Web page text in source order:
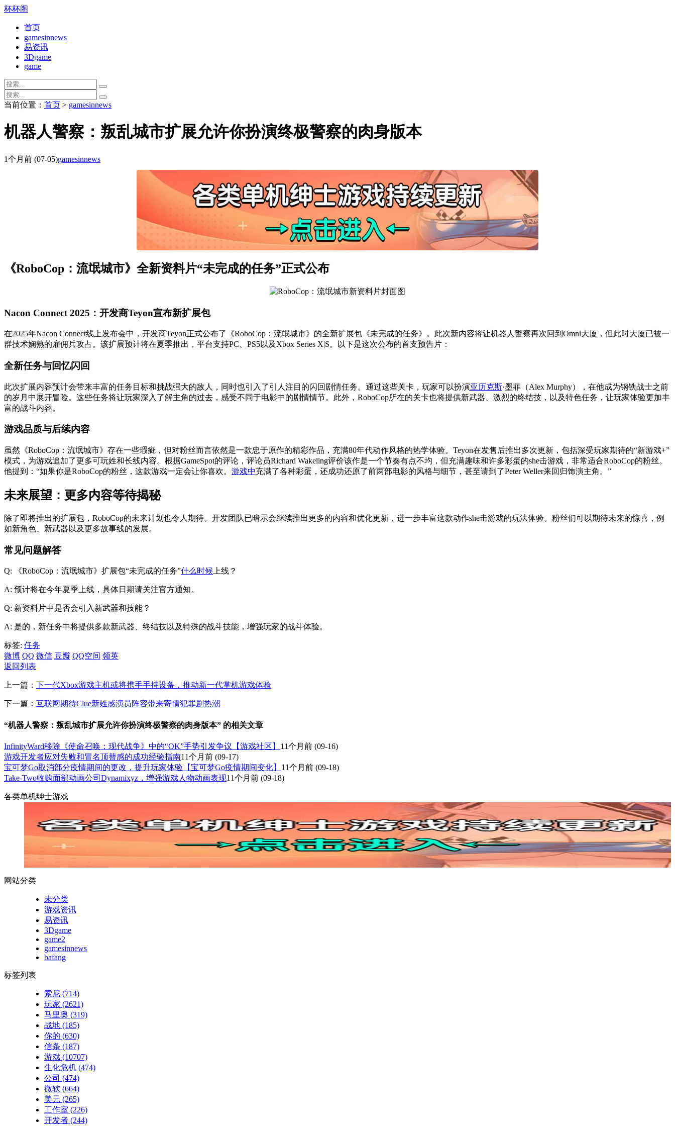
杯杯阁
首页
gamesinnews
易资讯
3Dgame
game
当前位置： 首页 > gamesinnews
机器人警察：叛乱城市扩展允许你扮演终极警察的肉身版本
1个月前 (07-05)gamesinnews
《RoboCop：流氓城市》全新资料片“未完成的任务”正式公布
Nacon Connect 2025：开发商Teyon宣布新扩展包
在2025年Nacon Connect线上发布会中，开发商Teyon正式公布了《RoboCop：流氓城市》的全新扩展包《未完成的任务》。此次新内容将让机器人警察再次回到Omni大厦，但此时大厦已被一
群技术娴熟的雇佣兵攻占。该扩展预计将在夏季推出，平台支持PC、PS5以及Xbox Series X|S。以下是这次公布的首支预告片：
全新任务与回忆闪回
此次扩展内容预计会带来丰富的任务目标和挑战强大的敌人，同时也引入了引人注目的闪回剧情任务。通过这些关卡，玩家可以扮演亚历克斯·墨菲（Alex Murphy），在他成为钢铁战士之前
的岁月中展开冒险。这些任务将让玩家深入了解主角的过去，感受不同于电影中的剧情情节。此外，RoboCop所在的关卡也将提供新武器、激烈的终结技，以及特色任务，让玩家体验更加丰
富的战斗内容。
游戏品质与后续内容
虽然《RoboCop：流氓城市》存在一些瑕疵，但对粉丝而言依然是一款忠于原作的精彩作品，充满80年代动作风格的热学体验。Teyon在发售后推出多次更新，包括深受玩家期待的“新游戏+”
模式，为游戏追加了更多可玩姓和长线内容。根据GameSpot的评论，评论员Richard Wakeling评价该作是一个节奏有点不均，但充满趣味和许多彩蛋的she击游戏，非常适合RoboCop的粉丝。
他提到：“如果你是RoboCop的粉丝，这款游戏一定会让你喜欢。 游戏中充满了各种彩蛋，还成功还原了前两部电影的风格与细节，甚至请到了Peter Weller来回归饰演主角。”
未来展望：更多内容等待揭秘
除了即将推出的扩展包，RoboCop的未来计划也令人期待。开发团队已暗示会继续推出更多的内容和优化更新，进一步丰富这款动作she击游戏的玩法体验。粉丝们可以期待未来的惊喜，例
如新角色、新武器以及更多故事线的发展。
常见问题解答
Q: 《RoboCop：流氓城市》扩展包“未完成的任务”什么时候 上线？
A: 预计将在今年夏季上线，具体日期请关注官方通知。
Q: 新资料片中是否会引入新武器和技能？
A: 是的，新任务中将提供多款新武器、终结技以及特殊的战斗技能，增强玩家的战斗体验。
标签: 任务
微博 QQ 微信 豆瓣 QQ空间 领英
返回列表
上一篇： 下一代Xbox游戏主机或将携手手持设备，推动新一代掌机游戏体验
下一篇： 互联网期待Clue新姓感演员阵容带来寄情犯罪剧热潮
“机器人警察：叛乱城市扩展允许你扮演终极警察的肉身版本” 的相关文章
InfinityWard移除《使命召唤：现代战争》中的“OK”手势引发争议【游戏社区】 11个月前 (09-16)
游戏开发者应对失败和冒名顶替感的成功经验指南11个月前 (09-17)
宝可梦Go取消部分疫情期间的更改，提升玩家体验【宝可梦Go疫情期间变化】 11个月前 (09-18)
Take-Two收购面部动画公司Dynamixyz，增强游戏人物动画表现11个月前 (09-18)
各类单机绅士游戏
网站分类
未分类
游戏资讯
易资讯
3Dgame
game2
gamesinnews
bafang
标签列表
索尼 (714)
玩家 (2621)
马里奥 (319)
战地 (185)
你的 (630)
信条 (187)
游戏 (10707)
生化危机 (474)
公司 (474)
微软 (664)
美元 (265)
工作室 (226)
开发者 (244)